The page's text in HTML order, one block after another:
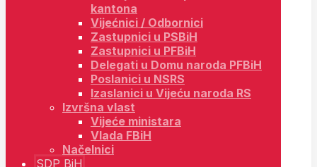
kantona
Vijećnici / Odbornici
Zastupnici u PSBiH
Zastupnici u PFBiH
Delegati u Domu naroda PFBiH
Poslanici u NSRS
Izaslanici u Vijeću naroda RS
Izvršna vlast
Vijeće ministara
Vlada FBiH
Načelnici
SDP BiH